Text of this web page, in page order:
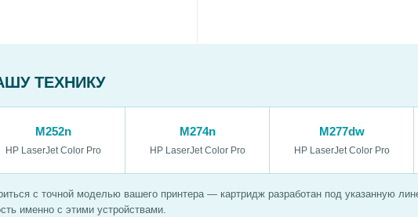
ТЕХНИКУ
M252n
HP LaserJet Color Pro
M274n
HP LaserJet Color Pro
M277dw
HP LaserJet Color Pro
с точной моделью вашего принтера — картридж разработан под указанную
именно с этими устройствами.